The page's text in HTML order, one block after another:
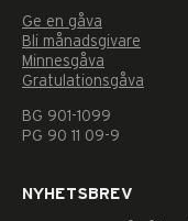
Ge en gåva
Bli månadsgivare
Minnesgåva
Gratulationsgåva
BG 901-1099
PG 90 11 09-9
NYHETSBREV
Nödvändiga
Dessa kakor
går inte att
välja bort. De
att hemsidan
över huvud